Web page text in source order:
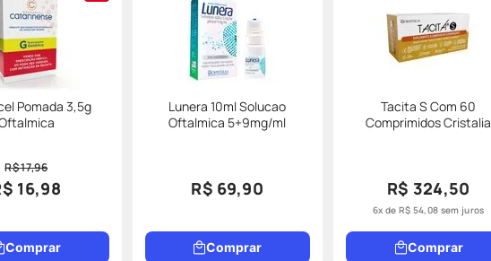
Pomada 3,5g
R$ 17,96
16,98
Comprar
Lunera 10ml Solucao
Oftalmica 5+9mg/ml
R$ 69,90
Comprar
Tacita S Com 60
Comprimidos Cristalia
R$ 324,50
6x de R$ 54,08 sem juros
Comprar